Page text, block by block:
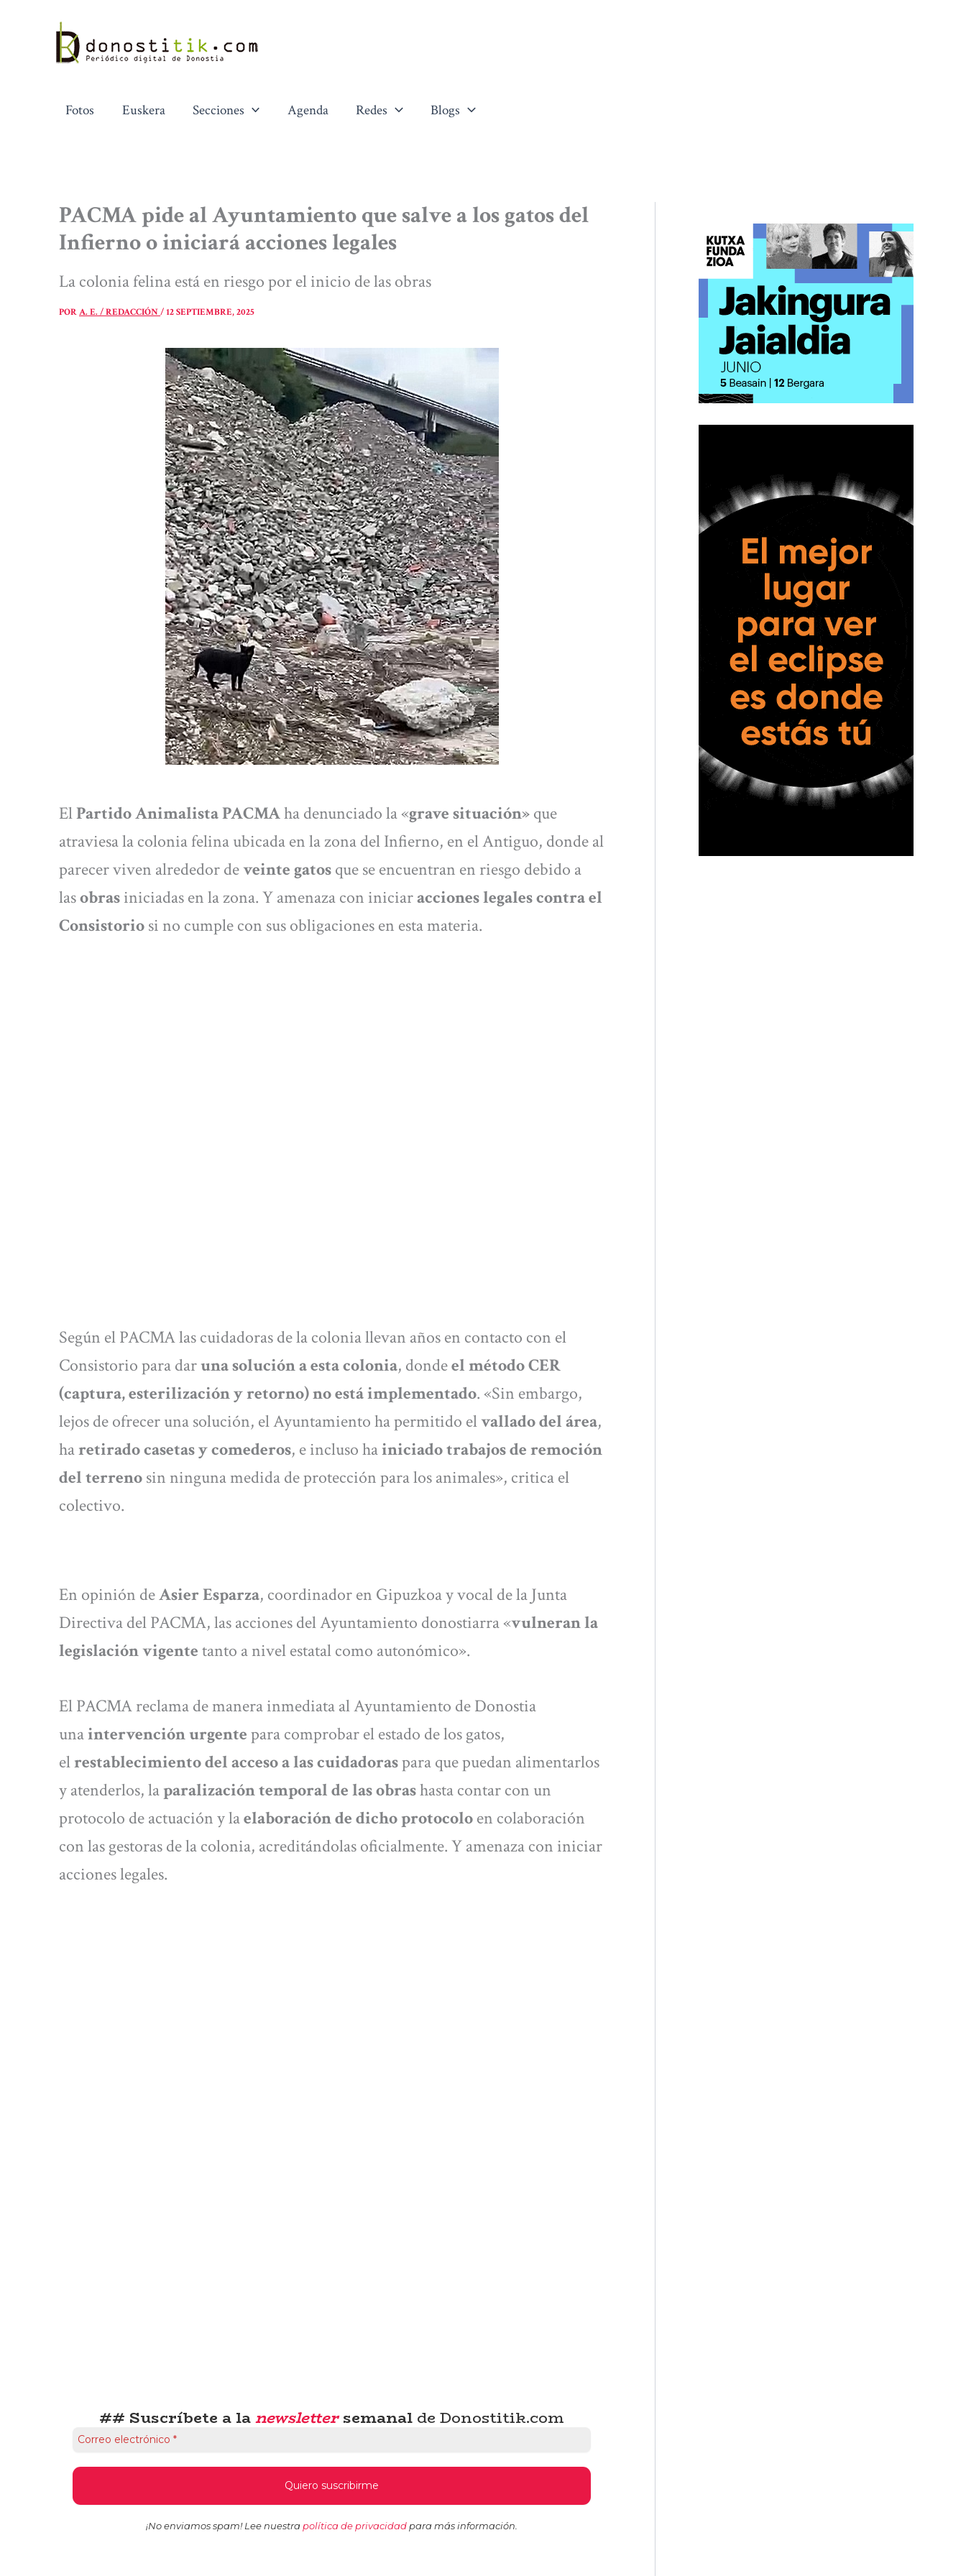
contenido
Fotos Euskera Secciones Agenda Redes Blogs
PACMA pide al Ayuntamiento que salve a los gatos del
Infierno o iniciará acciones legales
La colonia felina está en riesgo por el inicio de las obras
PORA. E. / REDACCIÓN/12 SEPTIEMBRE, 2025
ElPartido Animalista PACMAha denunciado la «grave situación»que
atraviesa la colonia felina ubicada en la zona del Infierno, en el Antiguo, donde al
parecer viven alrededor deveinte gatosque se encuentran en riesgo debido a
lasobrasiniciadas en la zona. Y amenaza con iniciaracciones legales contra el
Consistoriosi no cumple con sus obligaciones en esta materia.
Según el PACMA las cuidadoras de la colonia llevan años en contacto con el
Consistorio para daruna solución a esta colonia, dondeel método CER
(captura, esterilización y retorno) no está implementado. «Sin embargo,
lejos de ofrecer una solución, el Ayuntamiento ha permitido elvallado del área,
haretirado casetas y comederos, e incluso hainiciado trabajos de remoción
del terrenosin ninguna medida de protección para los animales», critica el
colectivo.
En opinión deAsier Esparza, coordinador en Gipuzkoa y vocal de la Junta
Directiva del PACMA, las acciones del Ayuntamiento donostiarra «vulneran la
legislación vigentetanto a nivel estatal como autonómico».
El PACMA reclama de manera inmediata al Ayuntamiento de Donostia
unaintervención urgentepara comprobar el estado de los gatos,
elrestablecimiento del acceso a las cuidadoraspara que puedan alimentarlos
y atenderlos, laparalización temporal de las obrashasta contar con un
protocolo de actuación y laelaboración de dicho protocoloen colaboración
con las gestoras de la colonia, acreditándolas oficialmente. Y amenaza con iniciar
acciones legales.
## Suscríbete a lanewslettersemanal de Donostitik.com
¡No enviamos spam! Lee nuestra política de privacidad para más información.